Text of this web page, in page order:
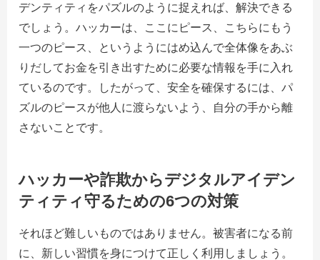
デンティティをパズルのように捉えれば、解決できる
でしょう。ハッカーは、ここにピース、こちらにもう
一つのピース、というようにはめ込んで全体像をあぶ
りだしてお金を引き出すために必要な情報を手に入れ
ているのです。したがって、安全を確保するには、パ
ズルのピースが他人に渡らないよう、自分の手から離
さないことです。
ハッカーや詐欺からデジタルアイデン
ティティ守るための6つの対策
それほど難しいものではありません。被害者になる前
に、新しい習慣を身につけて正しく利用しましょう。